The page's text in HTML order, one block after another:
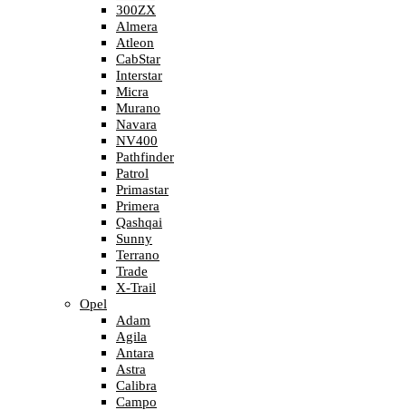
300ZX
Almera
Atleon
CabStar
Interstar
Micra
Murano
Navara
NV400
Pathfinder
Patrol
Primastar
Primera
Qashqai
Sunny
Terrano
Trade
X-Trail
Opel
Adam
Agila
Antara
Astra
Calibra
Campo